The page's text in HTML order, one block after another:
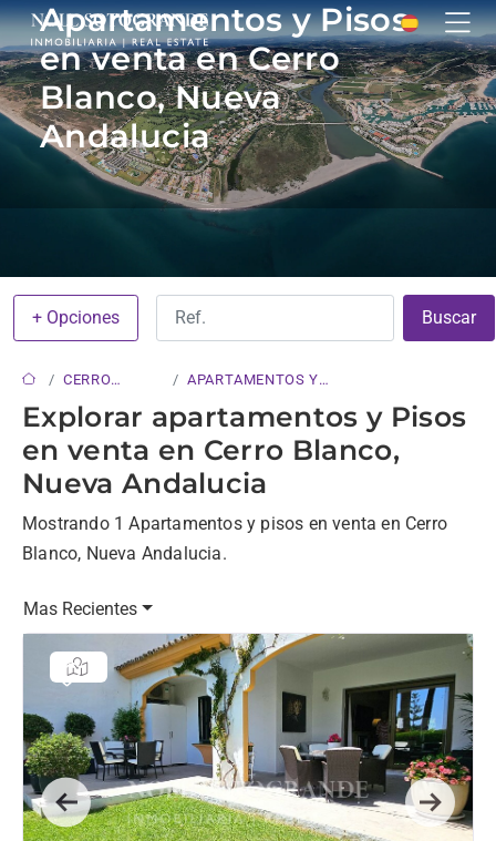
Apartamentos y Pisos
en venta en Cerro
Blanco, Nueva
Andalucia
+ Opciones Buscar
CERRO
BLANCO
APARTAMENTOS Y
Explorar apartamentos y Pisos
en venta en Cerro Blanco,
Nueva Andalucia
Mostrando 1 Apartamentos y pisos en venta en Cerro
Blanco, Nueva Andalucia.
Mas Recientes
Previous Next